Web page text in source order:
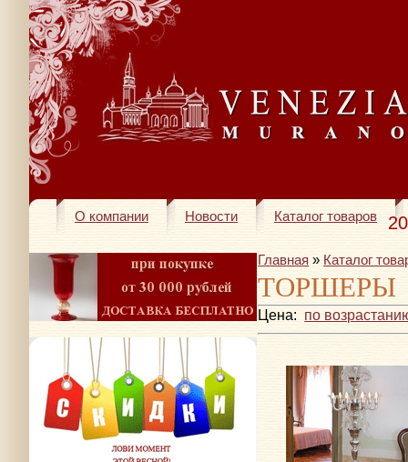
О компании Новости Каталог товаров
Главная » Каталог
ТОРШЕРЫ
Цена: по